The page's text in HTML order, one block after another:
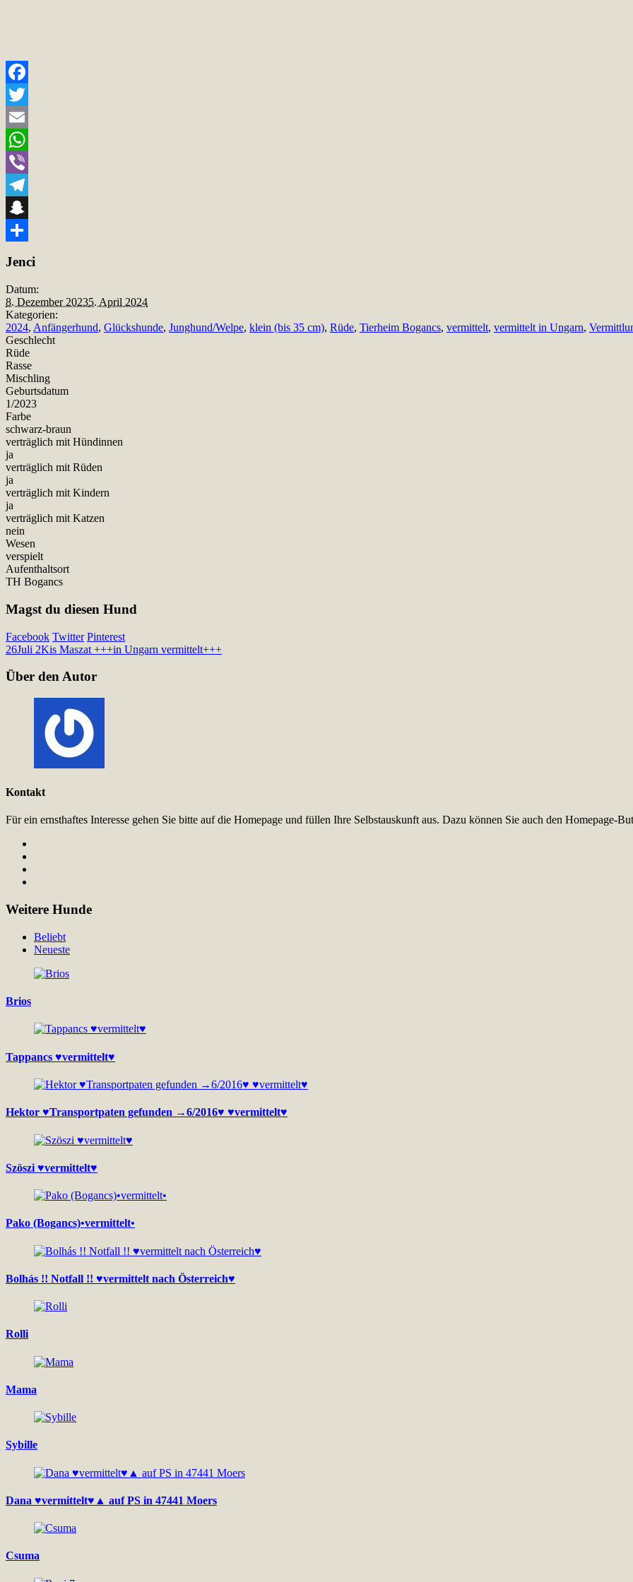
Facebook
Twitter
Email
WhatsApp
Viber
Telegram
Snapchat
Jenci
Datum:
8. Dezember 20235. April 2024
Kategorien:
2024, Anfängerhund, Glückshunde, Junghund/Welpe, klein (bis 35 cm), Rüde, Tierheim Bogancs, vermittelt, vermittelt in Ungarn,
Geschlecht
Rüde
Rasse
Mischling
Geburtsdatum
1/2023
Farbe
schwarz-braun
verträglich mit Hündinnen
ja
verträglich mit Rüden
ja
verträglich mit Kindern
ja
verträglich mit Katzen
nein
Wesen
verspielt
Aufenthaltsort
TH Bogancs
Magst du diesen Hund
Facebook Twitter Pinterest
26Juli 2Kis Maszat +++in Ungarn vermittelt+++
Über den Autor
Kontakt
Für ein ernsthaftes Interesse gehen Sie bitte auf die Homepage und füllen Ihre Selbstauskunft aus. Dazu können Sie auch den Homepage-
Weitere Hunde
Beliebt
Neueste
Brios
Tappancs ♥vermittelt♥
Hektor ♥Transportpaten gefunden →6/2016♥ ♥vermittelt♥
Szöszi ♥vermittelt♥
Pako (Bogancs)•vermittelt•
Bolhás !! Notfall !! ♥vermittelt nach Österreich♥
Rolli
Mama
Sybille
Dana ♥vermittelt♥▲ auf PS in 47441 Moers
Csuma